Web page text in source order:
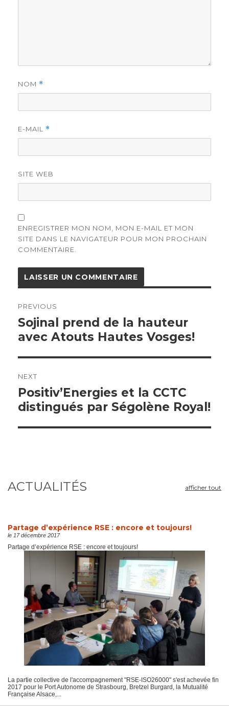
NOM *
E-MAIL *
SITE WEB
ENREGISTRER MON NOM, MON E-MAIL ET MON
SITE DANS LE NAVIGATEUR POUR MON PROCHAIN
COMMENTAIRE.
de
l’article
PREVIOUS
Previous
post:
Sojinal prend de la hauteur
avec Atouts Hautes Vosges!
NEXT
Next
post:
Positiv’Energies et la CCTC
distingués par Ségolène Royal!
ACTUALITÉS afficher tout
Partage d’expérience RSE : encore et toujours!
le 17 décembre 2017
Partage d’expérience RSE : encore et toujours!
La partie collective de l'accompagnement "RSE-ISO26000" s'est achevée fin
2017 pour le Port Autonome de Strasbourg, Bretzel Burgard, la Mutualité
Française Alsace,...